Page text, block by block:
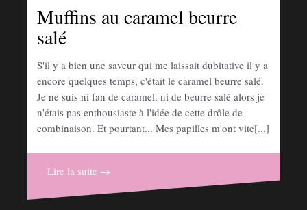
Muffins au caramel beurre
salé
S'il y a bien une saveur qui me laissait dubitative il y a
encore quelques temps, c'était le caramel beurre salé.
Je ne suis ni fan de caramel, ni de beurre salé alors je
n'étais pas enthousiaste à l'idée de cette drôle de
combinaison. Et pourtant... Mes papilles m'ont vite[...]
Lire la suite →